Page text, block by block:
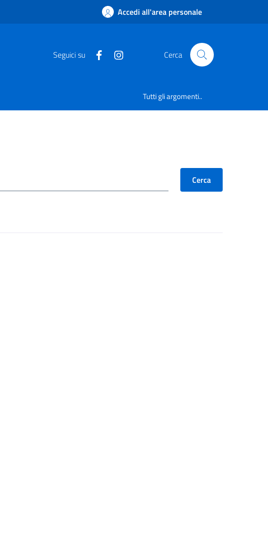
Accedi all'area personale
Seguici su Cerca
Tutti gli argomenti..
Cerca